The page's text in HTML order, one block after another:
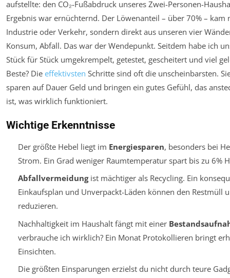
aufstellte: den CO₂-Fußabdruck unseres Zwei-Personen-
Ergebnis war ernüchternd. Der Löwenanteil – über 70% – kam
Industrie oder Verkehr, sondern direkt aus unseren vier
Konsum, Abfall. Das war der Wendepunkt. Seitdem habe ich
Stück für Stück umgekrempelt, getestet, gescheitert und viel
Beste? Die effektivsten Schritte sind oft die unscheinbarsten.
sparen auf Dauer Geld und bringen ein gutes Gefühl, das
ist, was wirklich funktioniert.
Wichtige Erkenntnisse
Der größte Hebel liegt im Energiesparen, besonders bei
Strom. Ein Grad weniger Raumtemperatur spart bis zu 6%
Abfallvermeidungist mächtiger als Recycling. Ein
Einkaufsplan und Unverpackt-Läden können den Restmüll
reduzieren.
Nachhaltigkeit im Haushalt fängt mit einer
verbrauche ich wirklich? Ein Monat Protokollieren bringt
Einsichten.
Die größten Einsparungen erzielst du nicht durch teure